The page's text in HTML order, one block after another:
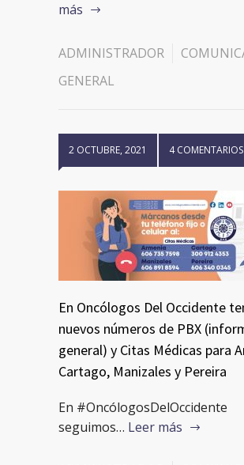
más
ADMINISTRADOR
GENERAL
2 OCTUBRE, 2021 4 COMENTARIOS
En Oncólogos Del Occidente
nuevos números de PBX
general) y Citas Médicas para
Cartago, Manizales y Pereira
En #OncólogosDelOccidente
seguimos… Leer más